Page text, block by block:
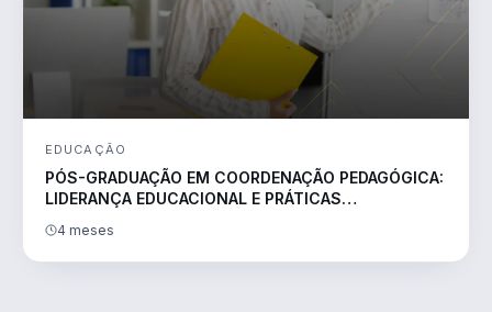
EDUCAÇÃO
PÓS-GRADUAÇÃO EM COORDENAÇÃO PEDAGÓGICA:
LIDERANÇA EDUCACIONAL E PRÁTICAS
4 meses